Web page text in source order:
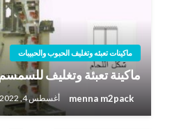
ماكينات تعبئه وتغليف الحبوب والحبيبات
ماكينة تعبئة وتغليف
menna m2pack أغسطس 4, 2022